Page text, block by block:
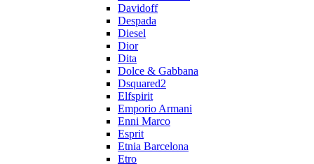
Davidoff
Despada
Diesel
Dior
Dita
Dolce & Gabbana
Dsquared2
Elfspirit
Emporio Armani
Enni Marco
Esprit
Etnia Barcelona
Etro